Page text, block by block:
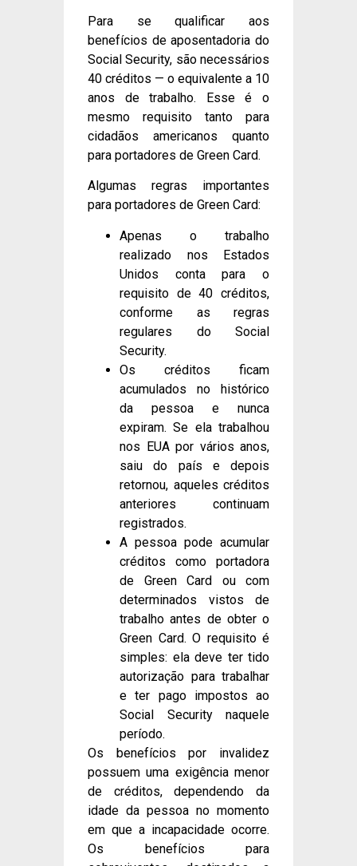
Para se qualificar aos
benefícios de aposentadoria do
Social Security, são necessários
40 créditos — o equivalente a 10
anos de trabalho. Esse é o
mesmo requisito tanto para
cidadãos americanos quanto
para portadores de Green Card.
Algumas regras importantes
para portadores de Green Card:
Apenas o trabalho
realizado nos Estados
Unidos conta para o
requisito de 40 créditos,
conforme as regras
regulares do Social
Security.
Os créditos ficam
acumulados no histórico
da pessoa e nunca
expiram. Se ela trabalhou
nos EUA por vários anos,
saiu do país e depois
retornou, aqueles créditos
anteriores continuam
registrados.
A pessoa pode acumular
créditos como portadora
de Green Card ou com
determinados vistos de
trabalho antes de obter o
Green Card. O requisito é
simples: ela deve ter tido
autorização para trabalhar
e ter pago impostos ao
Social Security naquele
período.
Os benefícios por invalidez
possuem uma exigência menor
de créditos, dependendo da
idade da pessoa no momento
em que a incapacidade ocorre.
Os benefícios para